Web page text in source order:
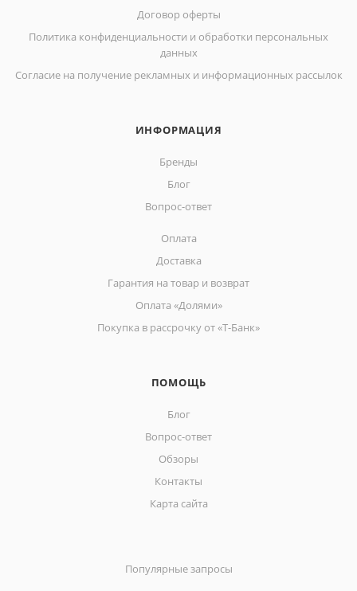
Договор оферты
Политика конфиденциальности и обработки персональных
данных
Согласие на получение рекламных и информационных рассылок
ИНФОРМАЦИЯ
Бренды
Блог
Вопрос-ответ
Оплата
Доставка
Гарантия на товар и возврат
Оплата «Долями»
Покупка в рассрочку от «Т-Банк»
ПОМОЩЬ
Блог
Вопрос-ответ
Обзоры
Контакты
Карта сайта
Популярные запросы